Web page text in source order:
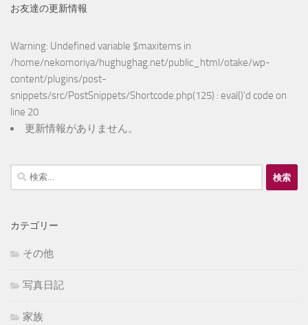
お友達の更新情報
Warning: Undefined variable $maxitems in
/home/nekomoriya/hughughag.net/public_html/otake/wp-
content/plugins/post-
snippets/src/PostSnippets/Shortcode.php(125) : eval()'d code on
line 20
更新情報がありません。
検
索:
カテゴリー
その他
写真日記
家族